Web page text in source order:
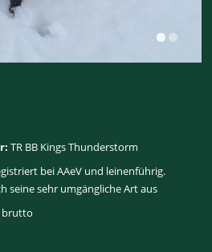
TR BB Kings Thunderstorm
bei AAeV und leinenführig.
seine sehr umgängliche Art aus
brutto